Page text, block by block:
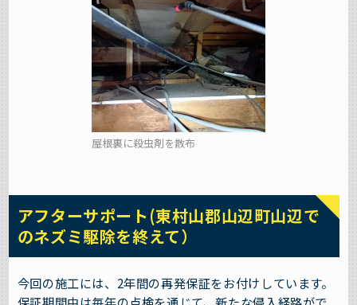
屋根裏に殺虫剤を散布
アフターサポート(東村山郡山辺町山辺で
のネズミ駆除を終えて）
今回の施工には、2年間の再発保証をお付けしています。